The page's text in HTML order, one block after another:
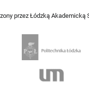
przez Łódzką Akademicką